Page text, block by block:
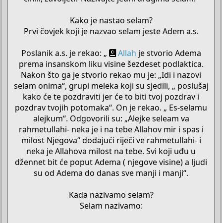
Kako je nastao selam?
Prvi čovjek koji je nazvao selam jeste Adem a.s.
Poslanik a.s. je rekao: „
Allah je stvorio Adema
prema insanskom liku visine šezdeset podlaktica.
Nakon što ga je stvorio rekao mu je: „Idi i nazovi
selam onima“, grupi meleka koji su sjedili, „ poslušaj
kako će te pozdraviti jer će to biti tvoj pozdrav i
pozdrav tvojih potomaka“. On je rekao. „ Es-selamu
alejkum“. Odgovorili su: „Alejke seleam va
rahmetullahi- neka je i na tebe Allahov mir i spas i
milost Njegova“ dodajući riječi ve rahmetullahi- i
neka je Allahova milost na tebe. Svi koji uđu u
džennet bit će poput Adema ( njegove visine) a ljudi
su od Adema do danas sve manji i manji“.
Kada nazivamo selam?
Selam nazivamo: